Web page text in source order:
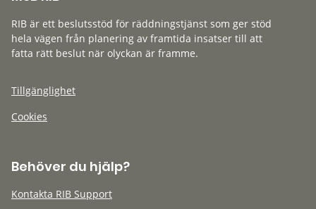
RIB är ett beslutsstöd för räddningstjänst som ger stöd
hela vägen från planering av framtida insatser till att
fatta rätt beslut när olyckan är framme.
Tillgänglighet
Cookies
Behöver du hjälp?
Kontakta RIB Support